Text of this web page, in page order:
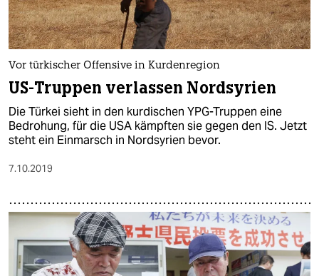
Vor türkischer Offensive in Kurdenregion
US-Truppen verlassen Nordsyrien
Die Türkei sieht in den kurdischen YPG-Truppen eine
Bedrohung, für die USA kämpften sie gegen den IS. Jetzt
steht ein Einmarsch in Nordsyrien bevor.
7.10.2019